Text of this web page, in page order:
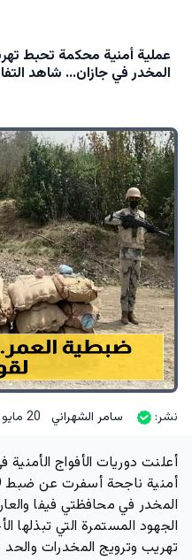
المخدر في جازان… شاهد
نشر: سامر الشهراني 20 مايو 2025 الساعة 05:55 صباحاً
أعلنت دوريات الأفواج
المخدر في محافظتي فيفا
الجهود المستمرة التي تبذلها
تهريب وترويج المخدرات